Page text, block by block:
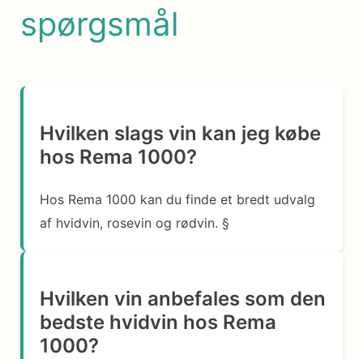
spørgsmål
Hvilken slags vin kan jeg købe
hos Rema 1000?
Hos Rema 1000 kan du finde et bredt udvalg
af hvidvin, rosevin og rødvin. §
Hvilken vin anbefales som den
bedste hvidvin hos Rema
1000?